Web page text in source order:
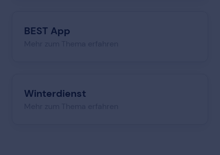
BEST App
Winterdienst